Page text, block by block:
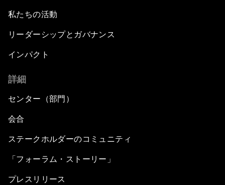
私たちの活動
リーダーシップとガバナンス
インパクト
詳細
センター（部門）
会合
ステークホルダーのコミュニティ
「フォーラム・ストーリー」
プレスリリース